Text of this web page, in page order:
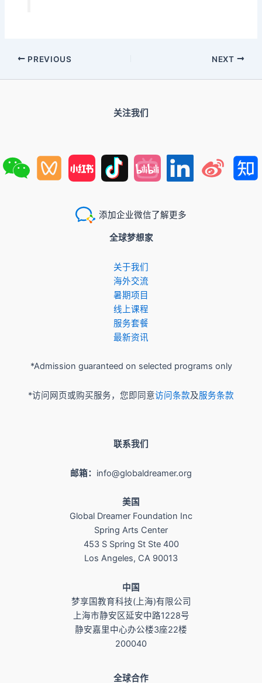
PREVIOUS NEXT
关注我们
添加企业微信了解更多
全球梦想家
关于我们
​海外交流
暑期项目
​线上课程
服务套餐
最新资讯
*Admission guaranteed on selected programs only
*访问网页或购买服务，您即同意访问条款及服务条款
联系我们
邮箱： info@globaldreamer.org
美国
Global Dreamer Foundation Inc
Spring Arts Center
453 S Spring St Ste 400
Los Angeles, CA 90013
​中国
梦享国教育科技(上海)有限公司
上海市静安区延安中路1228号
静安嘉里中心办公楼3座22楼
200040
全球合作